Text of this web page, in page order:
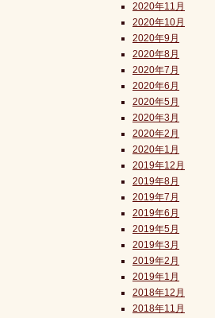
2020年11月
2020年10月
2020年9月
2020年8月
2020年7月
2020年6月
2020年5月
2020年3月
2020年2月
2020年1月
2019年12月
2019年8月
2019年7月
2019年6月
2019年5月
2019年3月
2019年2月
2019年1月
2018年12月
2018年11月